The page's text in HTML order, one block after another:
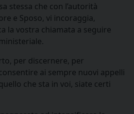
stessa che con l’autorità
e Sposo, vi incoraggia,
la vostra chiamata a seguire
per discernere, per
ai sempre nuovi appelli
che sta in voi, siate certi